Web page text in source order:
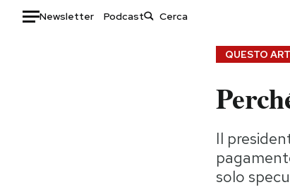
Newsletter Podcast
Consumismi
Storie/Idee
QUESTO
Il
solo